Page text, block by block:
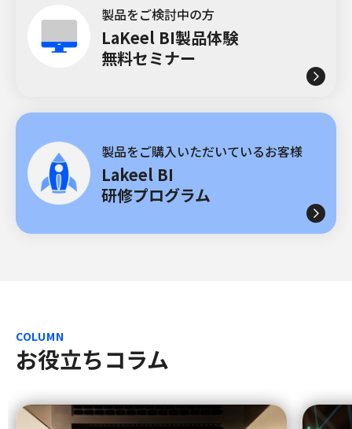
製品をご検討中の方
LaKeel BI製品体験
無料セミナー
製品をご購入いただいているお客様
Lakeel BI
研修プログラム
COLUMN
お役立ちコラム